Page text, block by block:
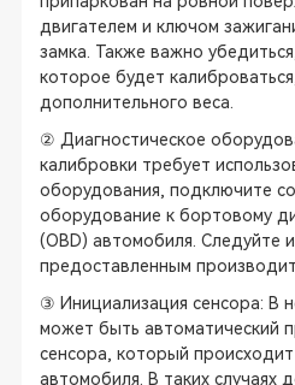
двигателем и ключом
замка. Также важно
которое будет
дополнительного веса.
② Диагностическое
калибровки требует
оборудования, подключите
оборудование к бортовому
(OBD) автомобиля. Следуйте
предоставленным
③ Инициализация сенсора: В
может быть автоматический
сенсора, который происходит
автомобиля. В таких случаях